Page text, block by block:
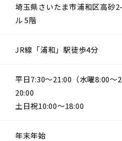
埼玉県さいたま市浦和区高砂
ル 5階
JR線「浦和」駅徒歩4分
平日7:30～21:00（水曜8:00
20:00
土日祝10:00～18:00
年末年始